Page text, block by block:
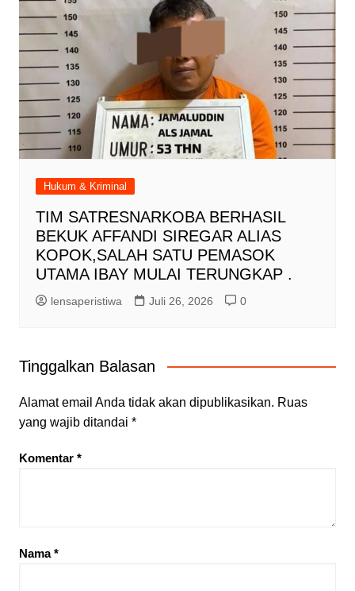
Hukum & Kriminal
TIM SATRESNARKOBA BERHASIL
BEKUK AFFANDI SIREGAR ALIAS
KOPOK,SALAH SATU PEMASOK
UTAMA IBAY MULAI TERUNGKAP .
lensaperistiwa Juli 26, 2026 0
Tinggalkan Balasan
Alamat email Anda tidak akan dipublikasikan. Ruas
yang wajib ditandai *
Komentar *
Nama*